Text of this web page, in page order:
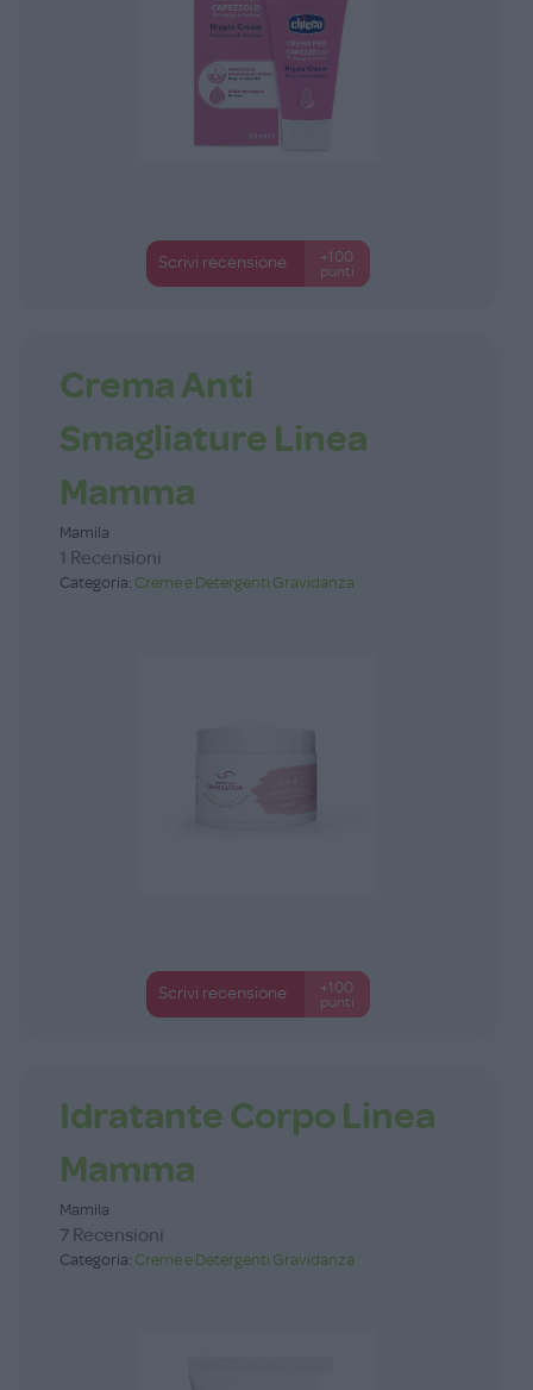
Scrivi recensione
+100
punti
Crema Anti
Smagliature Linea
Mamma
Mamila
1 Recensioni
Categoria: Creme e Detergenti Gravidanza
Scrivi recensione
+100
punti
Idratante Corpo Linea
Mamma
Mamila
7 Recensioni
Categoria: Creme e Detergenti Gravidanza